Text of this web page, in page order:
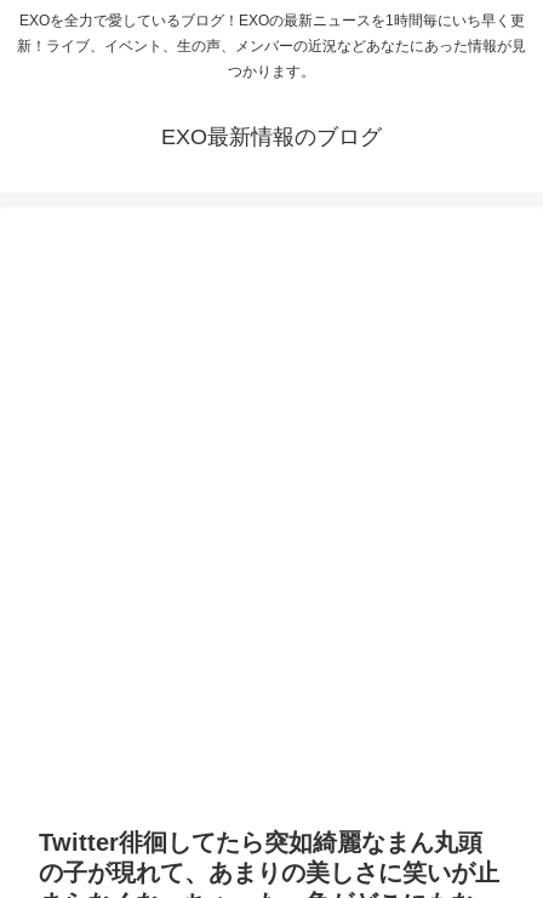
EXOを全力で愛しているブログ！EXOの最新ニュースを1時間毎にいち早く更
新！ライブ、イベント、生の声、メンバーの近況などあなたにあった情報が見
つかります。
EXO最新情報のブログ
Twitter徘徊してたら突如綺麗なまん丸頭
の子が現れて、あまりの美しさに笑いが止